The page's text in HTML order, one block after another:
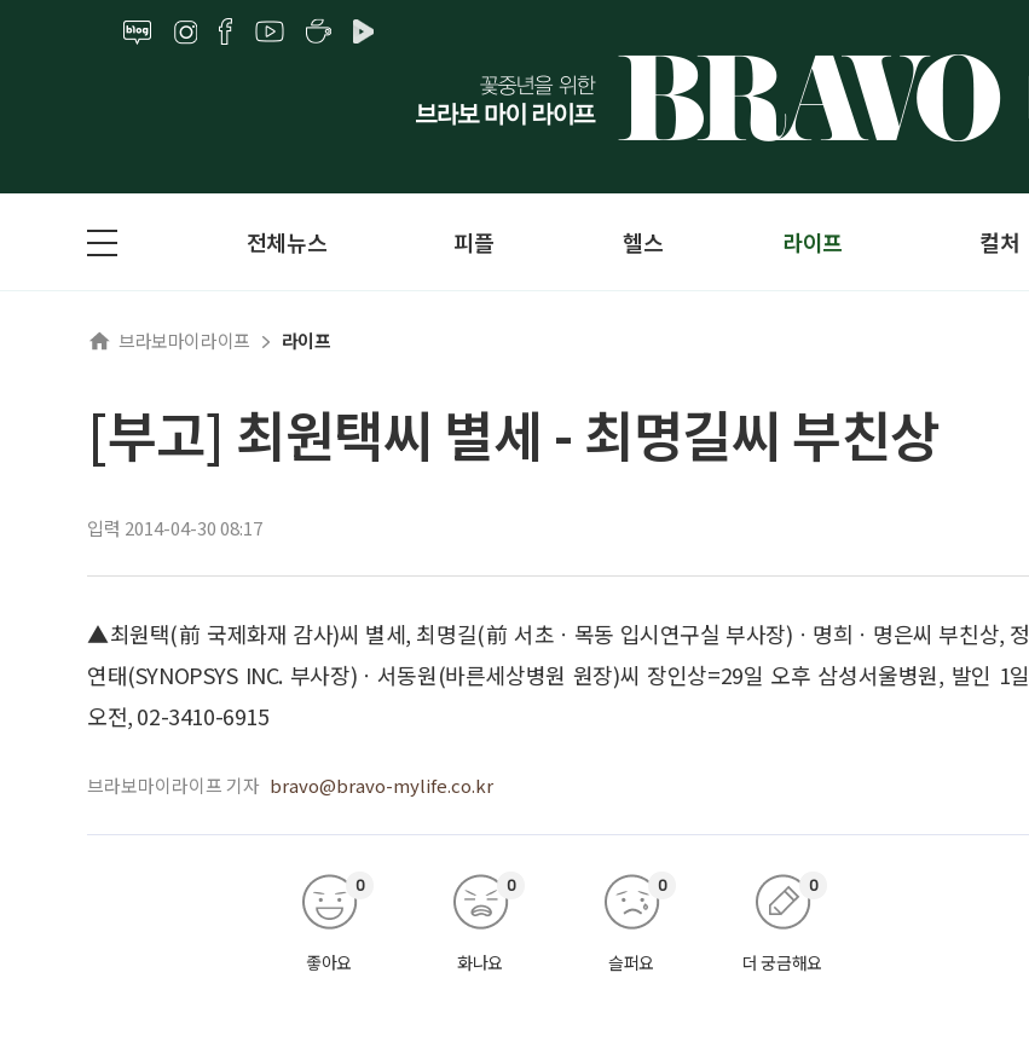
전체뉴스 피플 헬스 라이프 컬처
브라보마이라이프 라이프
[부고] 최원택씨 별세 - 최명길씨 부친상
입력 2014-04-30 08:17
▲최원택(前 국제화재 감사)씨 별세, 최명길(前 서초ㆍ목동 입시연구실 부사장)ㆍ명희ㆍ명은씨 부친상, 정
연태(SYNOPSYS INC. 부사장)ㆍ서동원(바른세상병원 원장)씨 장인상=29일 오후 삼성서울병원, 발인 1일
오전, 02-3410-6915
브라보마이라이프 기자 bravo@bravo-mylife.co.kr
좋아요
0
화나요
0
슬퍼요
0
더 궁금해요
0